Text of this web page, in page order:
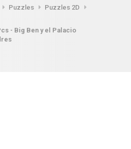
Puzzles
Puzzles 2D
- Big Ben y el Palacio